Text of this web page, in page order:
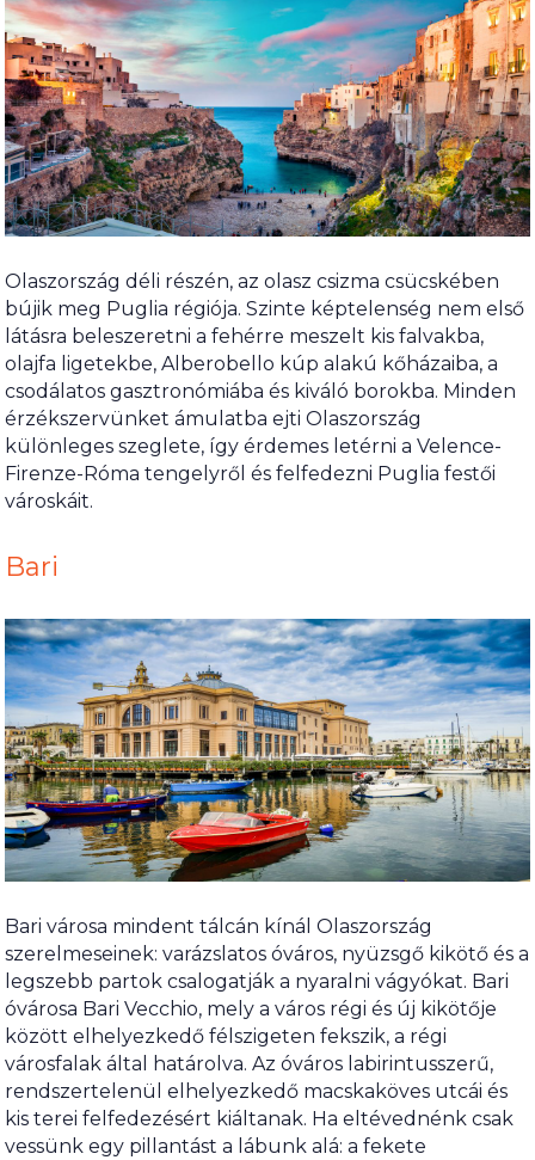
Olaszország déli részén, az olasz csizma csücskében
bújik meg Puglia régiója. Szinte képtelenség nem első
látásra beleszeretni a fehérre meszelt kis falvakba,
olajfa ligetekbe, Alberobello kúp alakú kőházaiba, a
csodálatos gasztronómiába és kiváló borokba. Minden
érzékszervünket ámulatba ejti Olaszország
különleges szeglete, így érdemes letérni a Velence-
Firenze-Róma tengelyről és felfedezni Puglia festői
városkáit.
Bari
Bari városa mindent tálcán kínál Olaszország
szerelmeseinek: varázslatos óváros, nyüzsgő kikötő és a
legszebb partok csalogatják a nyaralni vágyókat. Bari
óvárosa Bari Vecchio, mely a város régi és új kikötője
között elhelyezkedő félszigeten fekszik, a régi
városfalak által határolva. Az óváros labirintusszerű,
rendszertelenül elhelyezkedő macskaköves utcái és
kis terei felfedezésért kiáltanak. Ha eltévednénk csak
vessünk egy pillantást a lábunk alá: a fekete